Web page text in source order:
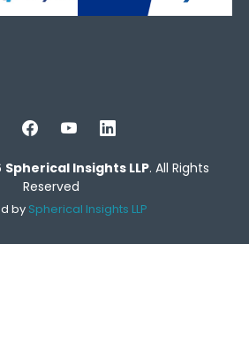
Spherical Insights LLP. All Rights
Reserved
by Spherical Insights LLP